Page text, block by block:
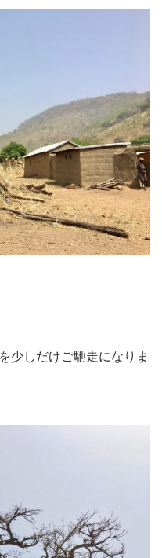
少しだけご馳走になりま